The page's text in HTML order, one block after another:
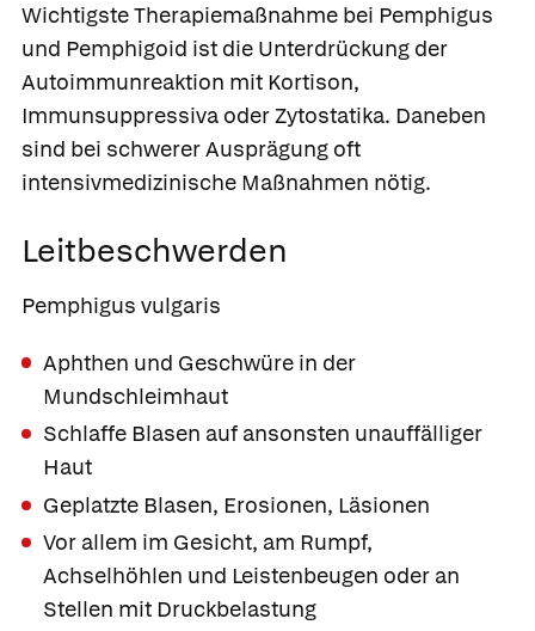
Wichtigste Therapiemaßnahme bei Pemphigus
und Pemphigoid ist die Unterdrückung der
Autoimmunreaktion mit Kortison,
Immunsuppressiva oder Zytostatika. Daneben
sind bei schwerer Ausprägung oft
intensivmedizinische Maßnahmen nötig.
Leitbeschwerden
Pemphigus vulgaris
Aphthen und Geschwüre in der
Mundschleimhaut
Schlaffe Blasen auf ansonsten unauffälliger
Haut
Geplatzte Blasen, Erosionen, Läsionen
Vor allem im Gesicht, am Rumpf,
Achselhöhlen und Leistenbeugen oder an
Stellen mit Druckbelastung